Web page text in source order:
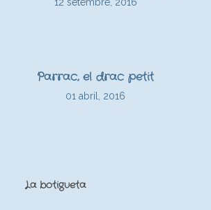
Parrac, el drac petit
01 abril, 2016
La botigueta